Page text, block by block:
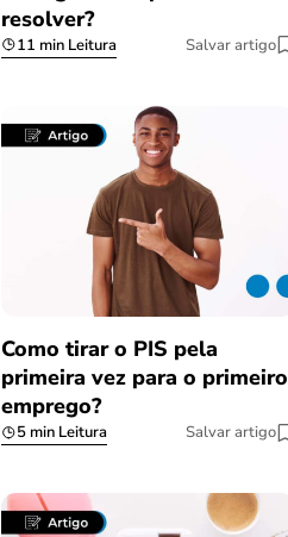
burocracia
08/03/2023
resolver?
11 min Leitura Salvar artigo
Como tirar o PIS pela
primeira vez para o primeiro
emprego?
5 min Leitura Salvar artigo